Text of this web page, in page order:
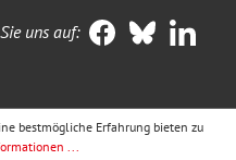
uns auf:
bestmögliche Erfahrung bieten zu
...